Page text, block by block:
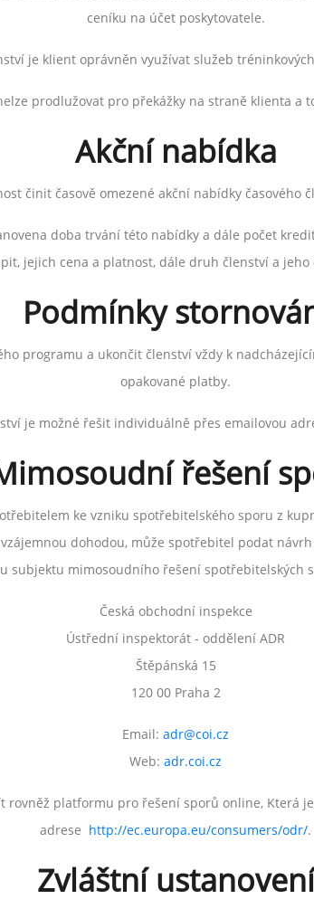
ceníku na účet poskytovatele.
je klient oprávněn využívat služeb
prodlužovat pro překážky na straně klienta a
Akční nabídka
činit časově omezené akční nabídky časového
doba trvání této nabídky a dále počet
jejich cena a platnost, dále druh členství a
Podmínky
programu a ukončit členství vždy k
opakované platby.
je možné řešit individuálně přes emailovou
řešení
ke vzniku spotřebitelského sporu z
dohodou, může spotřebitel podat
subjektu mimosoudního řešení spotřebitelských
Česká obchodní inspekce
Ústřední inspektorát - oddělení ADR
Štěpánská 15
120 00 Praha 2
Email: adr@coi.cz
Web: adr.coi.cz
rovněž platformu pro řešení sporů online, Která
adrese http://ec.europa.eu/consumers/odr/.
Zvláštní ustanovení